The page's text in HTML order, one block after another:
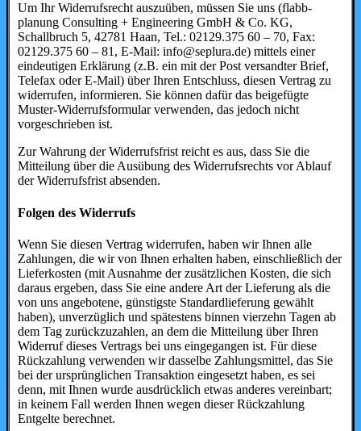
Um Ihr Widerrufsrecht auszuüben, müssen Sie uns (flabb-
planung Consulting + Engineering GmbH & Co. KG,
Schallbruch 5, 42781 Haan, Tel.: 02129.375 60 – 70, Fax:
02129.375 60 – 81, E-Mail: info@seplura.de) mittels einer
eindeutigen Erklärung (z.B. ein mit der Post versandter Brief,
Telefax oder E-Mail) über Ihren Entschluss, diesen Vertrag zu
widerrufen, informieren. Sie können dafür das beigefügte
Muster-Widerrufsformular verwenden, das jedoch nicht
vorgeschrieben ist.
Zur Wahrung der Widerrufsfrist reicht es aus, dass Sie die
Mitteilung über die Ausübung des Widerrufsrechts vor Ablauf
der Widerrufsfrist absenden.
Folgen des Widerrufs
Wenn Sie diesen Vertrag widerrufen, haben wir Ihnen alle
Zahlungen, die wir von Ihnen erhalten haben, einschließlich der
Lieferkosten (mit Ausnahme der zusätzlichen Kosten, die sich
daraus ergeben, dass Sie eine andere Art der Lieferung als die
von uns angebotene, günstigste Standardlieferung gewählt
haben), unverzüglich und spätestens binnen vierzehn Tagen ab
dem Tag zurückzuzahlen, an dem die Mitteilung über Ihren
Widerruf dieses Vertrags bei uns eingegangen ist. Für diese
Rückzahlung verwenden wir dasselbe Zahlungsmittel, das Sie
bei der ursprünglichen Transaktion eingesetzt haben, es sei
denn, mit Ihnen wurde ausdrücklich etwas anderes vereinbart;
in keinem Fall werden Ihnen wegen dieser Rückzahlung
Entgelte berechnet.